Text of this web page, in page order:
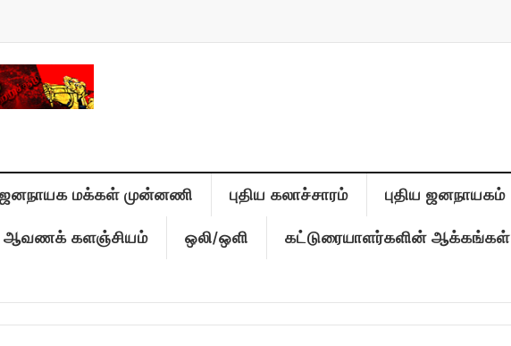
ஜனநாயக மக்கள் முன்னணி புதிய கலாச்சாரம் புதிய ஜனநாயகம்
ஆவணக் களஞ்சியம் ஒலி/ஒளி கட்டுரையாளர்களின் ஆக்கங்கள்